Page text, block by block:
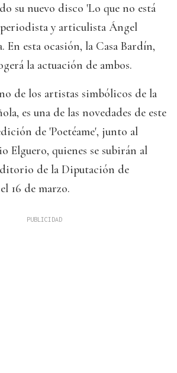
su nuevo disco 'Lo que no está
y articulista Ángel
esta ocasión, la Casa Bardín,
la actuación de ambos.
de los artistas simbólicos de la
es una de las novedades de este
de 'Poetéame', junto al
Elguero, quienes se subirán al
de la Diputación de
16 de marzo.